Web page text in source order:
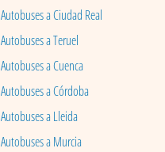
Autobuses a Ciudad Real
Autobuses a Teruel
Autobuses a Cuenca
Autobuses a Córdoba
Autobuses a Lleida
Autobuses a Murcia